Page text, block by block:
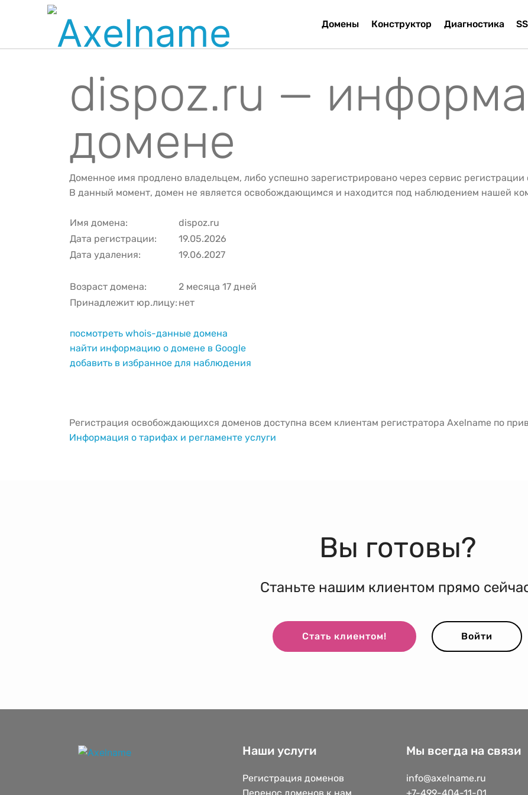
Домены Конструктор Диагностика
dispoz.ru —
домене
Доменное имя продлено владельцем, либо успешно зарегистрировано через сервис
В данный момент, домен не является освобождающимся и находится под наблюдением нашей
Имя домена:
dispoz.ru
Дата регистрации:
19.05.2026
Дата удаления:
19.06.2027
Возраст домена:
2 месяца 17 дней
Принадлежит юр.лицу: нет
посмотреть whois-данные домена
найти информацию о домене в Google
добавить в избранное для наблюдения
Регистрация освобождающихся доменов доступна всем клиентам регистратора Axelname по
Информация о тарифах и регламенте услуги
Вы готовы?
Станьте нашим клиентом прямо
Стать клиентом! Войти
Наши услуги
Регистрация доменов
Мы всегда на связи
info@axelname.ru